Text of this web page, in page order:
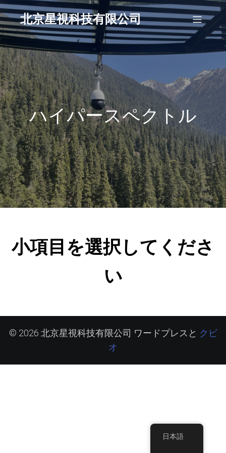
北京星視科技有限公司
ハイパースペクトル
小項目を選択してくださ
い
© 2026 北京星視科技有限公司 ワードプレスと クビ
オ
日本語